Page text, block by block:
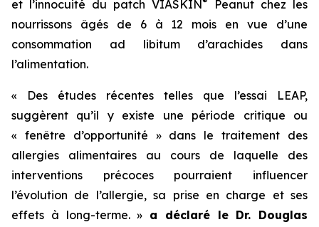
et l’innocuité du patch VIASKIN
Peanut chez les
nourrissons âgés de 6 à 12 mois en vue d’une
consommation ad libitum d’arachides dans
l’alimentation.
« Des études récentes telles que l’essai LEAP,
suggèrent qu’il y existe une période critique ou
« fenêtre d’opportunité » dans le traitement des
allergies alimentaires au cours de laquelle des
interventions précoces pourraient influencer
l’évolution de l’allergie, sa prise en charge et ses
effets à long-terme. » a déclaré le Dr. Douglas